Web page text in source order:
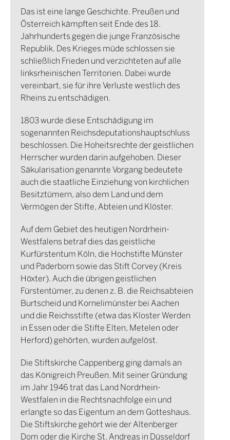
Das ist eine lange Geschichte. Preußen und
Österreich kämpften seit Ende des 18.
Jahrhunderts gegen die junge Französische
Republik. Des Krieges müde schlossen sie
schließlich Frieden und verzichteten auf alle
linksrheinischen Territorien. Dabei wurde
vereinbart, sie für ihre Verluste westlich des
Rheins zu entschädigen.
1803 wurde diese Entschädigung im
sogenannten Reichsdeputationshauptschluss
beschlossen. Die Hoheitsrechte der geistlichen
Herrscher wurden darin aufgehoben. Dieser
Säkularisation genannte Vorgang bedeutete
auch die staatliche Einziehung von kirchlichen
Besitztümern, also dem Land und dem
Vermögen der Stifte, Abteien und Klöster.
Auf dem Gebiet des heutigen Nordrhein-
Westfalens betraf dies das geistliche
Kurfürstentum Köln, die Hochstifte Münster
und Paderborn sowie das Stift Corvey (Kreis
Höxter). Auch die übrigen geistlichen
Fürstentümer, zu denen z. B. die Reichsabteien
Burtscheid und Kornelimünster bei Aachen
und die Reichsstifte (etwa das Kloster Werden
in Essen oder die Stifte Elten, Metelen oder
Herford) gehörten, wurden aufgelöst.
Die Stiftskirche Cappenberg ging damals an
das Königreich Preußen. Mit seiner Gründung
im Jahr 1946 trat das Land Nordrhein-
Westfalen in die Rechtsnachfolge ein und
erlangte so das Eigentum an dem Gotteshaus.
Die Stiftskirche gehört wie der Altenberger
Dom oder die Kirche St. Andreas in Düsseldorf